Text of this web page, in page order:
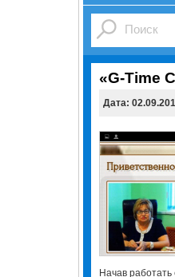
«G-Time
Дата:
Начав работать